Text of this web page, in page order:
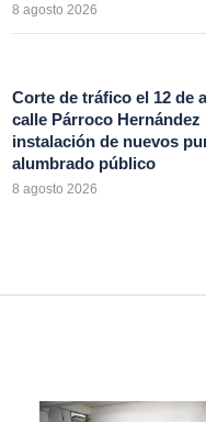
8 agosto 2026
Corte de tráfico el 12 de
calle Párroco
instalación de nuevos
alumbrado público
8 agosto 2026